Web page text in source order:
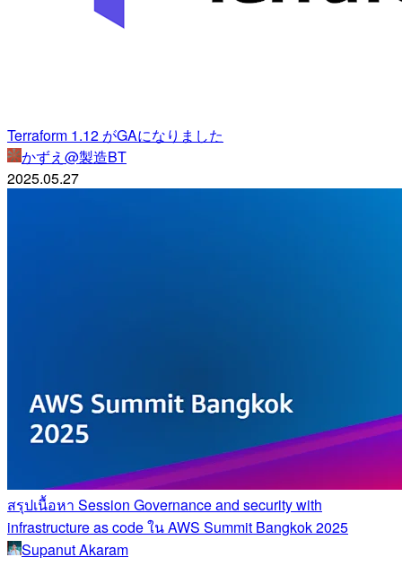
Terraform 1.12 がGAになりました
かずえ@製造BT
2025.05.27
สรุปเนื้อหา Session Governance and security with
infrastructure as code ใน AWS Summit Bangkok 2025
Supanut Akaram